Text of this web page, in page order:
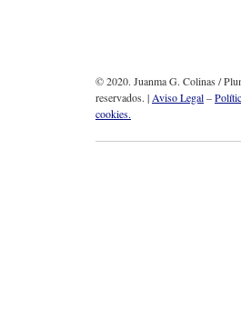
© 2020. Juanma G. Colinas /
reservados. |Aviso Legal–
cookies.